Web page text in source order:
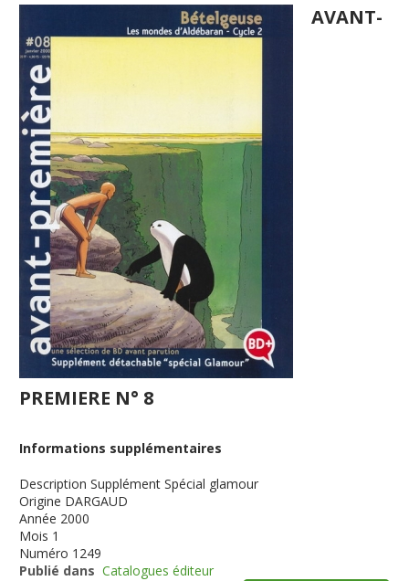
AVANT-
PREMIERE N° 8
Informations supplémentaires
Description Supplément Spécial glamour
Origine DARGAUD
Année 2000
Mois 1
Numéro 1249
Publié dans Catalogues éditeur